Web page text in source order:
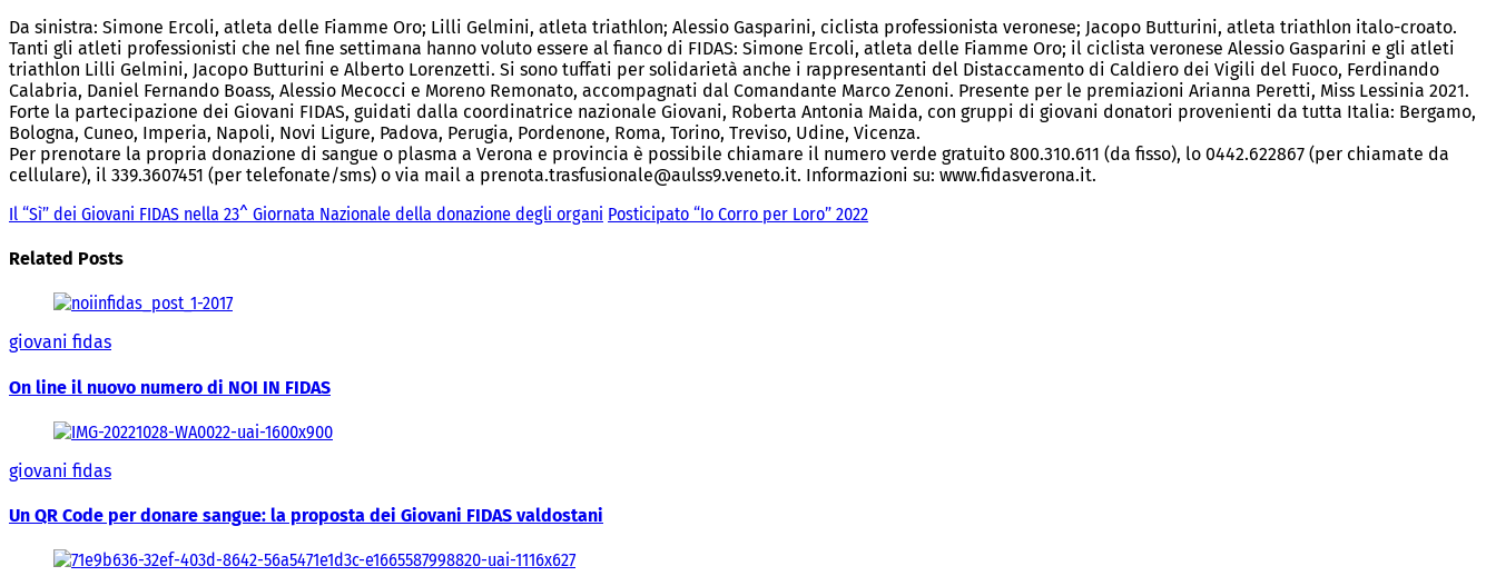
Da sinistra: Simone Ercoli, atleta delle Fiamme Oro; Lilli Gelmini, atleta triathlon; Alessio Gasparini, ciclista professionista veronese; Jacopo Butturini, atleta triathlon italo-croato.
Tanti gli atleti professionisti che nel fine settimana hanno voluto essere al fianco di FIDAS: Simone Ercoli, atleta delle Fiamme Oro; il ciclista veronese Alessio Gasparini e gli atleti
triathlon Lilli Gelmini, Jacopo Butturini e Alberto Lorenzetti. Si sono tuffati per solidarietà anche i rappresentanti del Distaccamento di Caldiero dei Vigili del Fuoco, Ferdinando
Calabria, Daniel Fernando Boass, Alessio Mecocci e Moreno Remonato, accompagnati dal Comandante Marco Zenoni. Presente per le premiazioni Arianna Peretti, Miss Lessinia 2021.
Forte la partecipazione dei Giovani FIDAS, guidati dalla coordinatrice nazionale Giovani, Roberta Antonia Maida, con gruppi di giovani donatori provenienti da tutta Italia: Bergamo,
Bologna, Cuneo, Imperia, Napoli, Novi Ligure, Padova, Perugia, Pordenone, Roma, Torino, Treviso, Udine, Vicenza.
Per prenotare la propria donazione di sangue o plasma a Verona e provincia è possibile chiamare il numero verde gratuito 800.310.611 (da fisso), lo 0442.622867 (per chiamate da
cellulare), il 339.3607451 (per telefonate/sms) o via mail a prenota.trasfusionale@aulss9.veneto.it. Informazioni su: www.fidasverona.it.
Il “Sì” dei Giovani FIDAS nella 23^ Giornata Nazionale della donazione degli organi Posticipato “Io Corro per Loro” 2022
Related Posts
giovani fidas
On line il nuovo numero di NOI IN FIDAS
giovani fidas
Un QR Code per donare sangue: la proposta dei Giovani FIDAS valdostani